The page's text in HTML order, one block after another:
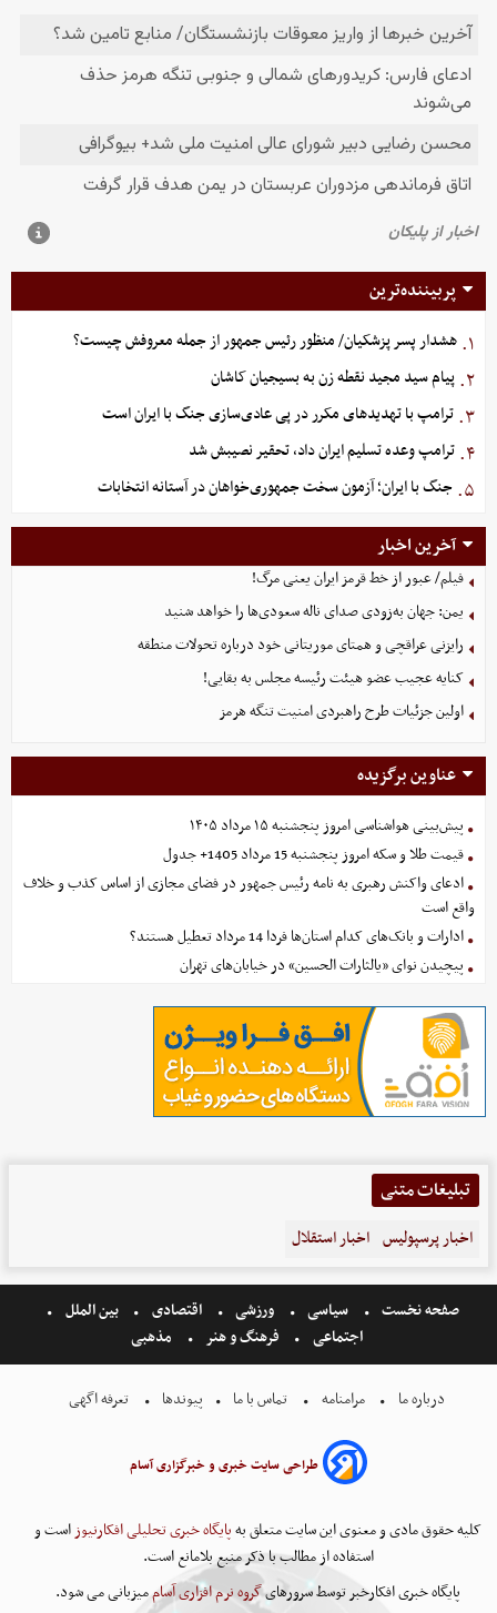
پربیننده‌ترین
۱. هشدار پسر پزشکیان/ منظور رئیس جمهور از جمله معروفش چیست؟
۲. پیام سید مجید نقطه زن به بسیجیان کاشان
۳. ترامپ با تهدیدهای مکرر در پی عادی‌سازی جنگ با ایران است
۴. ترامپ وعده تسلیم ایران داد، تحقیر نصیبش شد
۵. جنگ با ایران؛ آزمون سخت جمهوری‌خواهان در آستانه انتخابات
آخرین اخبار
فیلم/ عبور از خط قرمز ایران یعنی مرگ!
یمن: جهان به‌زودی صدای ناله سعودی‌ها را خواهد شنید
رایزنی عراقچی و همتای موریتانی خود درباره تحولات منطقه
کنایه عجیب عضو هیئت رئیسه مجلس به بقایی!
اولین جزئیات طرح راهبردی امنیت تنگه هرمز
عناوین برگزیده
پیش‌بینی هواشناسی امروز پنجشنبه ۱۵ مرداد ۱۴۰۵
قیمت طلا و سکه امروز پنجشنبه 15 مرداد 1405+ جدول
ادعای واکنش رهبری به نامه رئیس جمهور در فضای مجازی از اساس کذب و خلاف
واقع است
ادارات و بانک‌های کدام استان‌ها فردا 14 مرداد تعطیل هستند؟
پیچیدن نوای «یالثارات الحسین» در خیابان‌های تهران
تبلیغات متنی
اخبار پرسپولیس اخبار استقلال
صفحه نخست سیاسی ورزشی اقتصادی
بین الملل
اجتماعی
فرهنگ و هنر مذهبی
درباره ما مرامنامه تماس با ما پیوندها تعرفه اگهی
طراحی سایت خبری و خبرگزاری آسام
کلیه حقوق مادی و معنوی این سایت متعلق بهپایگاه خبری تحلیلی افکارنیوز است و
استفاده از مطالب با ذکر منبع بلامانع است.
پایگاه خبری افکارخبر توسط سرورهایگروه نرم افزاری آساممیزبانی می شود.